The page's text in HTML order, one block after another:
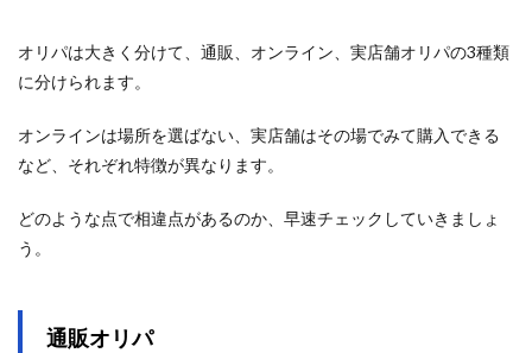
オリパは大きく分けて、通販、オンライン、実店舗オリパの3種類
に分けられます。
オンラインは場所を選ばない、実店舗はその場でみて購入できる
など、それぞれ特徴が異なります。
どのような点で相違点があるのか、早速チェックしていきましょ
う。
通販オリパ